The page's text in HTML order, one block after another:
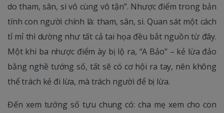
do tham, sân, si vô cùng vô tận”. Nhược điểm trong bản
tính con người chính là: tham, sân, si. Quan sát một cách
tỉ mỉ thì dường như tất cả tai họa đều bắt nguồn từ đây.
Một khi ba nhược điểm ày bị lộ ra, “A Bảo” – kẻ lừa đảo
bằng nghề tướng số, tất sẽ có cơ hội ra tay, nên không
thể trách kẻ đi lừa, mà trách người để bị lừa.
Đến xem tướng số tựu chung có: cha mẹ xem cho con